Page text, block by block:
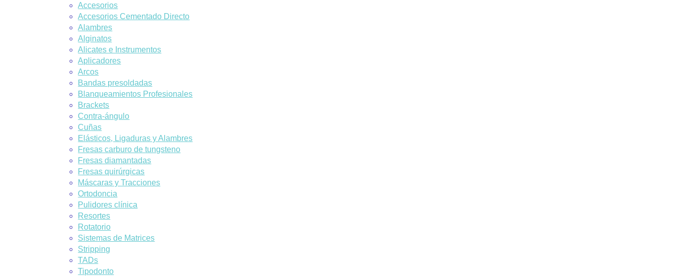
Accesorios
Accesorios Cementado Directo
Alambres
Alginatos
Alicates e Instrumentos
Aplicadores
Arcos
Bandas presoldadas
Blanqueamientos Profesionales
Brackets
Contra-ángulo
Cuñas
Elásticos, Ligaduras y Alambres
Fresas carburo de tungsteno
Fresas diamantadas
Fresas quirúrgicas
Máscaras y Tracciones
Ortodoncia
Pulidores clínica
Resortes
Rotatorio
Sistemas de Matrices
Stripping
TADs
Tipodonto